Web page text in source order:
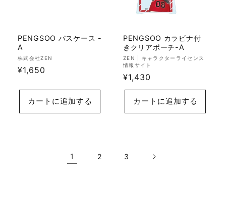
PENGSOO パスケース -
A
販
売
株式会社ZEN
通
¥1,650
カートに追加する
PENGSOO カラビナ付
きクリアポーチ-A
販
売
元:
ZEN | キャラクターライセンス
情報サイト
通
常
格
¥1,430
カートに追加する
1 2 3